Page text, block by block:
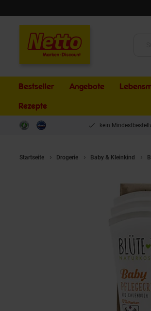
Bestseller Angebote
Rezepte
kein
Startseite Drogerie Baby & Kleinkind